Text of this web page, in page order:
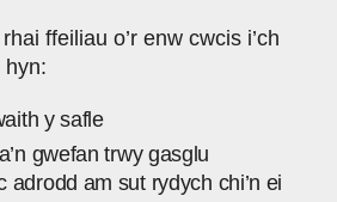
ffeiliau o’r enw cwcis i’ch
hyn:
y safle
gwefan trwy gasglu
adrodd am sut rydych chi’n ei